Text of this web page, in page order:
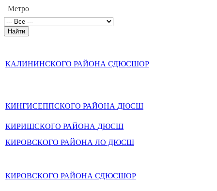
Метро
КАЛИНИНСКОГО РАЙОНА СДЮСШОР
КИНГИСЕППСКОГО РАЙОНА ДЮСШ
КИРИШСКОГО РАЙОНА ДЮСШ
КИРОВСКОГО РАЙОНА ЛО ДЮСШ
КИРОВСКОГО РАЙОНА СДЮСШОР